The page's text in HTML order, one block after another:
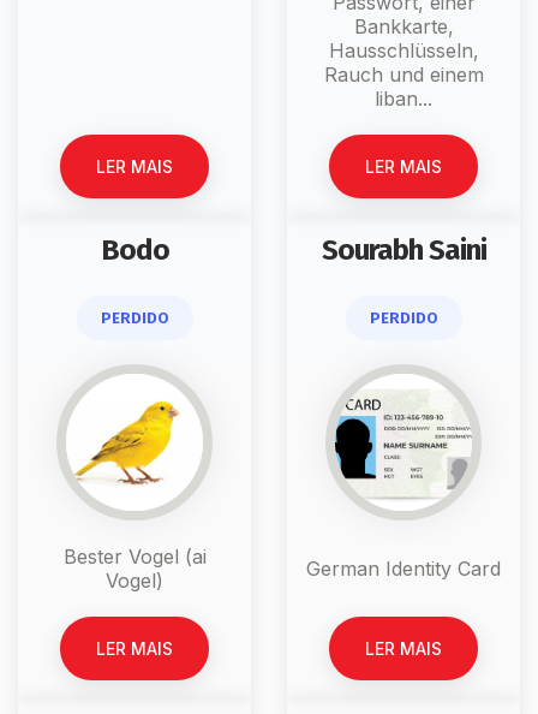
LER MAIS
Bankkarte,
Hausschlüsseln,
Rauch und einem
liban...
LER MAIS
Bodo
PERDIDO
Bester Vogel (ai
Vogel)
LER MAIS
Sourabh Saini
PERDIDO
German Identity Card
LER MAIS